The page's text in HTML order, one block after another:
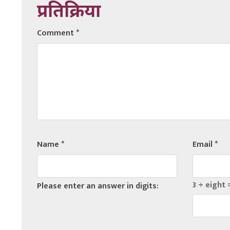
प्रतिक्रिया
Comment*
Name* Email*
Please enter an answer in digits: 3 + eight